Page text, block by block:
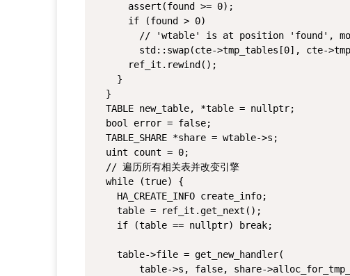
      assert(found >= 0);
      if (found > 0)
// 'wtable' is at position 'found',
std::swap(cte->tmp_tables[0], cte-
      ref_it.rewind();
    }
  }
  TABLE new_table, *table = nullptr;
  bool error = false;
  TABLE_SHARE *share = wtable->s;
  uint count = 0;
  // 遍历所有相关表并改变引擎
  while (true) {
    HA_CREATE_INFO create_info;
    table = ref_it.get_next();
    if (table == nullptr) break;
    table->file = get_new_handler(
table->s, false, share-